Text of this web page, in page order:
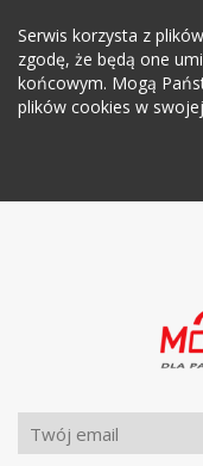
Serwis korzysta z
zgodę, że będą one
końcowym. Mogą
plików cookies w